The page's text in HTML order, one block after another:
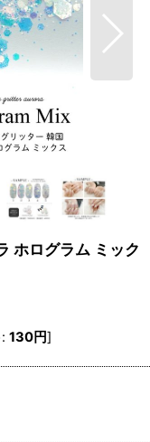
ホログラム ミック
: 130円]